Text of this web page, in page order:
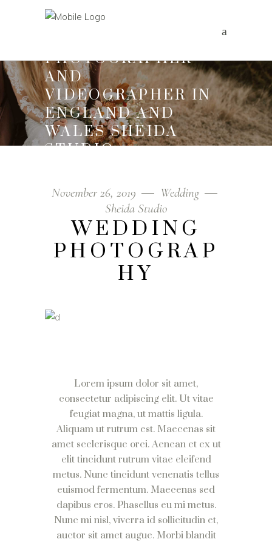
PHOTOGRAPHER
AND
VIDEOGRAPHER IN
ENGLAND AND
WALES SHEIDA
STUDIO
November 26, 2019
Wedding
Sheida Studio
WEDDING
PHOTOGRAP
HY
Lorem ipsum dolor sit amet,
consectetur adipiscing elit. Ut vitae
feugiat magna, ut mattis ligula.
Aliquam ut rutrum est. Maecenas sit
amet scelerisque orci. Aenean et ex ut
elit tincidunt rutrum vitae eleifend
metus. Nunc tincidunt venenatis tellus
euismod fermentum. Maecenas sed
dapibus eros. Phasellus eu mi metus.
Nunc mi nisl, viverra id sollicitudin et,
auctor sit amet augue. Morbi blandit